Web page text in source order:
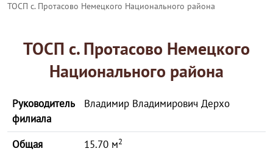
ТОСП с. Протасово Немецкого Национального района
ТОСП с. Протасово Немецкого
Национального района
Руководитель
филиала
Владимир Владимирович Дерхо
Общая
15.70 м2